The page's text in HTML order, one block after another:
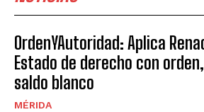
OrdenYAutoridad: Aplica
Estado de derecho con
saldo blanco
MÉRIDA